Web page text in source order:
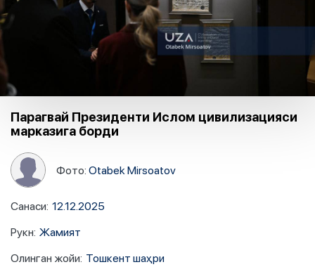
Парагвай Президенти Ислом цивилизацияси
марказига борди
Фото:Otabek Mirsoatov
Санаси: 12.12.2025
Рукн: Жамият
Олинган жойи: Тошкент шаҳри